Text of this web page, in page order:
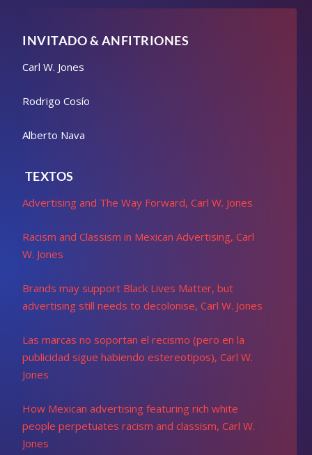
INVITADO & ANFITRIONES
Carl W. Jones
Rodrigo Cosío
Alberto Nava
TEXTOS
Advertising and The Way Forward, Carl W. Jones
Racism and Classism in Mexican Advertising, Carl
W. Jones
Brands may support Black Lives Matter, but
advertising still needs to decolonise, Carl W. Jones
Las marcas no soportan el recismo (pero en la
publicidad sigue habiendo estereotipos), Carl W.
Jones
How Mexican advertising featuring rich white
people perpetuates racism and classism, Carl W.
Jones